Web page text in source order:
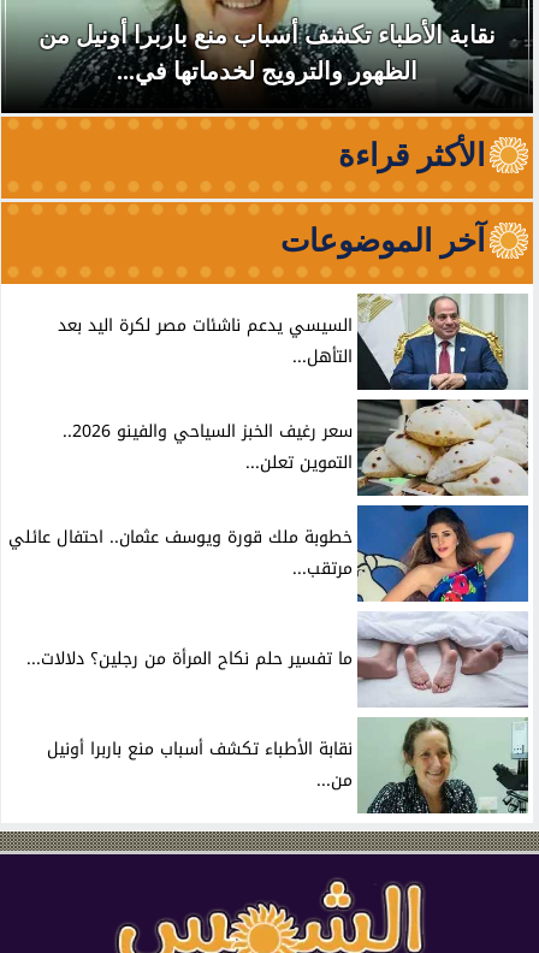
نقابة الأطباء تكشف أسباب منع باربرا أونيل من
الظهور والترويج لخدماتها في...
الأكثر قراءة
آخر الموضوعات
السيسي يدعم ناشئات مصر لكرة اليد بعد
التأهل...
سعر رغيف الخبز السياحي والفينو 2026..
التموين تعلن...
خطوبة ملك قورة ويوسف عثمان.. احتفال عائلي
مرتقب...
ما تفسير حلم نكاح المرأة من رجلين؟ دلالات...
نقابة الأطباء تكشف أسباب منع باربرا أونيل
من...